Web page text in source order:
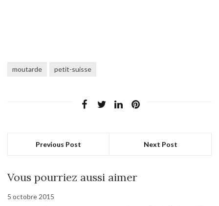
moutarde petit-suisse
Previous Post Next Post
Vous pourriez aussi aimer
5 octobre 2015